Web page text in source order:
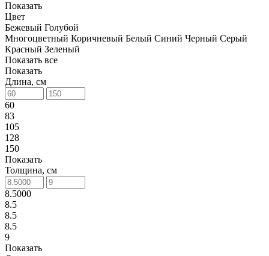
Показать
Цвет
Бежевый Голубой
Многоцветный Коричневый Белый Синий Черный Серый
Красный Зеленый
Показать все
Показать
Длина, см
60
83
105
128
150
Показать
Толщина, см
8.5000
8.5
8.5
8.5
9
Показать